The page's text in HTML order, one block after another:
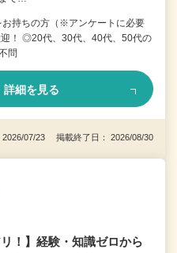
持ちの方（※アンケートに必要
！ ◎20代、30代、40代、50代の
問
詳細を見る
2026/07/23 掲載終了日： 2026/08/30
！】経験・知識ゼロから